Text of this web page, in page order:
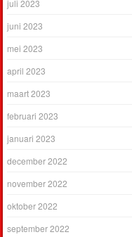
juli 2023
juni 2023
mei 2023
april 2023
maart 2023
februari 2023
januari 2023
december 2022
november 2022
oktober 2022
september 2022